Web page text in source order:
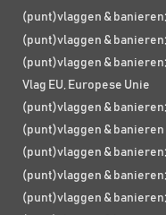
(punt)vlaggen &
(punt)vlaggen &
(punt)vlaggen &
Vlag EU, Europese Unie
(punt)vlaggen &
(punt)vlaggen & banieren
(punt)vlaggen &
(punt)vlaggen &
(punt)vlaggen &